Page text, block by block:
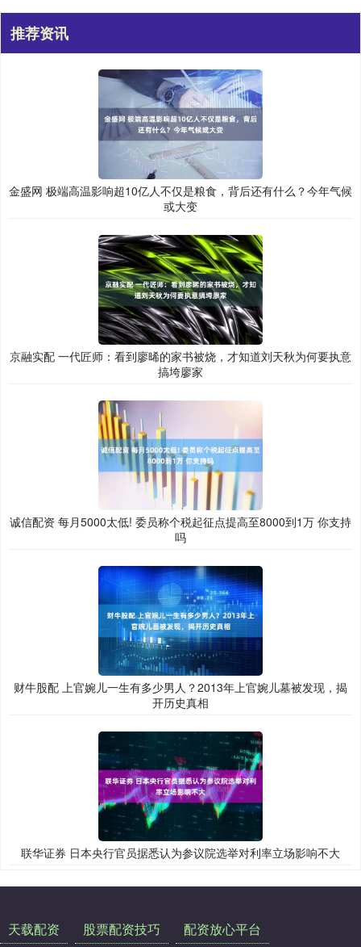
推荐资讯
金盛网 极端高温影响超10亿人不仅是粮食，背后还有什么？今年气候
或大变
京融实配 一代匠师：看到廖晞的家书被烧，才知道刘天秋为何要执意
搞垮廖家
诚信配资 每月5000太低! 委员称个税起征点提高至8000到1万 你支持
吗
财牛股配 上官婉儿一生有多少男人？2013年上官婉儿墓被发现，揭
开历史真相
联华证券 日本央行官员据悉认为参议院选举对利率立场影响不大
天载配资 股票配资技巧 配资放心平台